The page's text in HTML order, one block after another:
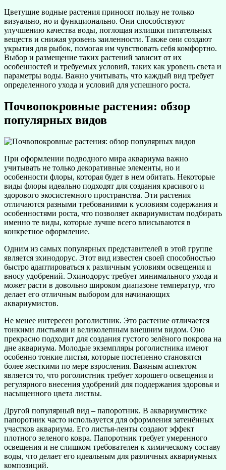
Цветущие водные растения приносят пользу не только
визуально, но и функционально. Они способствуют
улучшению качества воды, поглощая излишки питательных
веществ и снижая уровень заиленности. Также они создают
укрытия для рыбок, помогая им чувствовать себя комфортно.
Выбор и размещение таких растений зависит от их
особенностей и требуемых условий, таких как уровень света и
параметры воды. Важно учитывать, что каждый вид требует
определенного ухода и условий для успешного роста.
Почвопокровные растения: обзор
популярных видов
При оформлении подводного мира аквариума важно
учитывать не только декоративные элементы, но и
особенности флоры, которая будет в нем обитать. Некоторые
виды флоры идеально подходят для создания красивого и
здорового экосистемного пространства. Эти растения
отличаются разными требованиями к условиям содержания и
особенностями роста, что позволяет аквариумистам подбирать
именно те виды, которые лучше всего вписываются в
конкретное оформление.
Одним из самых популярных представителей в этой группе
является эхинодорус. Этот вид известен своей способностью
быстро адаптироваться к различным условиям освещения и
вносу удобрений. Эхинодорус требует минимального ухода и
может расти в довольно широком диапазоне температур, что
делает его отличным выбором для начинающих
аквариумистов.
Не менее интересен роголистник. Это растение отличается
тонкими листьями и великолепным внешним видом. Оно
прекрасно подходит для создания густого зелёного покрова на
дне аквариума. Молодые экземпляры роголистника имеют
особенно тонкие листья, которые постепенно становятся
более жесткими по мере взросления. Важным аспектом
является то, что роголистник требует хорошего освещения и
регулярного внесения удобрений для поддержания здоровья и
насыщенного цвета листвы.
Другой популярный вид – папоротник. В аквариумистике
папоротник часто используется для оформления затенённых
участков аквариума. Его листья-ленты создают эффект
плотного зеленого ковра. Папоротник требует умеренного
освещения и не слишком требователен к химическому составу
воды, что делает его идеальным для различных аквариумных
композиций.